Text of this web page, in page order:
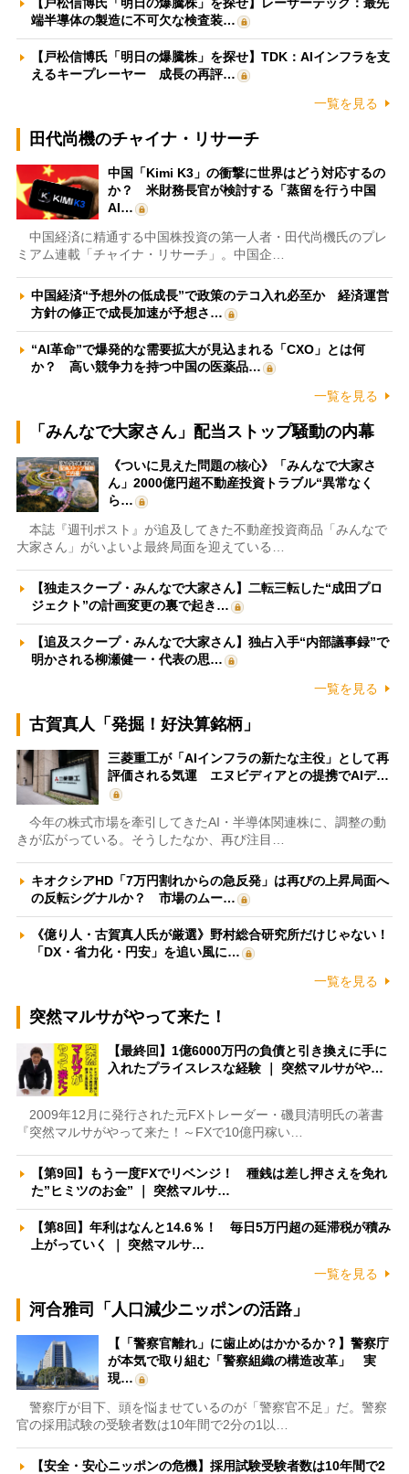
端半導体の製造に不可欠な検査装…
【戸松信博氏「明日の爆騰株」を探せ】TDK：AIインフラを支
えるキープレーヤー 成長の再評…
一覧を見る
田代尚機のチャイナ・リサーチ
中国「Kimi K3」の衝撃に世界はどう対応するの
か？ 米財務長官が検討する「蒸留を行う中国
AI…
中国経済に精通する中国株投資の第一人者・田代尚機氏のプレ
ミアム連載「チャイナ・リサーチ」。中国企…
中国経済“予想外の低成長”で政策のテコ入れ必至か 経済運営
方針の修正で成長加速が予想さ…
“AI革命”で爆発的な需要拡大が見込まれる「CXO」とは何
か？ 高い競争力を持つ中国の医薬品…
一覧を見る
「みんなで大家さん」配当ストップ騒動の内幕
《ついに見えた問題の核心》「みんなで大家さ
ん」2000億円超不動産投資トラブル“異常なく
ら…
本誌『週刊ポスト』が追及してきた不動産投資商品「みんなで
大家さん」がいよいよ最終局面を迎えている…
【独走スクープ・みんなで大家さん】二転三転した“成田プロ
ジェクト”の計画変更の裏で起き…
【追及スクープ・みんなで大家さん】独占入手“内部議事録”で
明かされる柳瀬健一・代表の思…
一覧を見る
古賀真人「発掘！好決算銘柄」
三菱重工が「AIインフラの新たな主役」として再
評価される気運 エヌビディアとの提携でAIデ…
今年の株式市場を牽引してきたAI・半導体関連株に、調整の動
きが広がっている。そうしたなか、再び注目…
キオクシアHD「7万円割れからの急反発」は再びの上昇局面へ
の反転シグナルか？ 市場のムー…
《億り人・古賀真人氏が厳選》野村総合研究所だけじゃない！
「DX・省力化・円安」を追い風に…
一覧を見る
突然マルサがやって来た！
【最終回】1億6000万円の負債と引き換えに手に
入れたプライスレスな経験 ｜ 突然マルサがや…
2009年12月に発行された元FXトレーダー・磯貝清明氏の著書
『突然マルサがやって来た！～FXで10億円稼い…
【第9回】もう一度FXでリベンジ！ 種銭は差し押さえを免れ
た”ヒミツのお金” ｜ 突然マルサ…
【第8回】年利はなんと14.6％！ 毎日5万円超の延滞税が積み
上がっていく ｜ 突然マルサ…
一覧を見る
河合雅司「人口減少ニッポンの活路」
【「警察官離れ」に歯止めはかかるか？】警察庁
が本気で取り組む「警察組織の構造改革」 実
現…
警察庁が目下、頭を悩ませているのが「警察官不足」だ。警察
官の採用試験の受験者数は10年間で2分の1以…
【安全・安心ニッポンの危機】採用試験受験者数は10年間で2